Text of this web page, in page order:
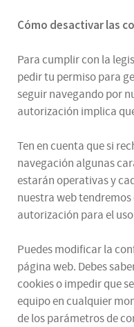
Cómo desactivar las
Para cumplir con la
pedir tu permiso para
seguir navegando por
autorización implica
Ten en cuenta que si
navegación algunas
estarán operativas y
nuestra web
autorización para el
Puedes modificar la
página web. Debes
cookies o impedir que
equipo en cualquier
de los parámetros de